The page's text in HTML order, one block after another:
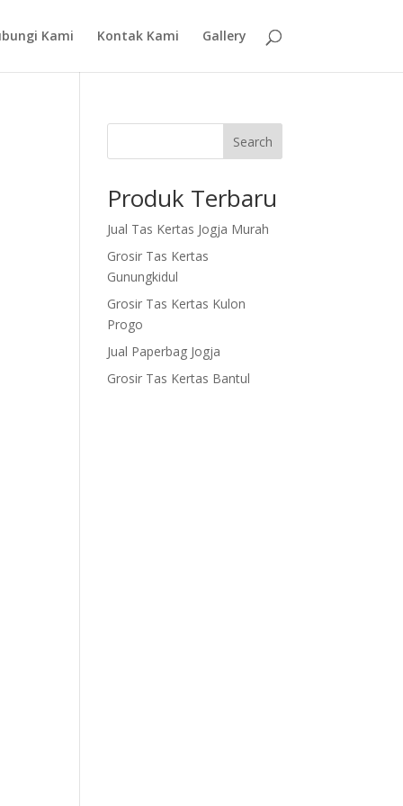
Kami Kontak Kami Gallery
Search
Produk Terbaru
Jual Tas Kertas Jogja Murah
Grosir Tas Kertas
Gunungkidul
Grosir Tas Kertas Kulon
Progo
Jual Paperbag Jogja
Grosir Tas Kertas Bantul